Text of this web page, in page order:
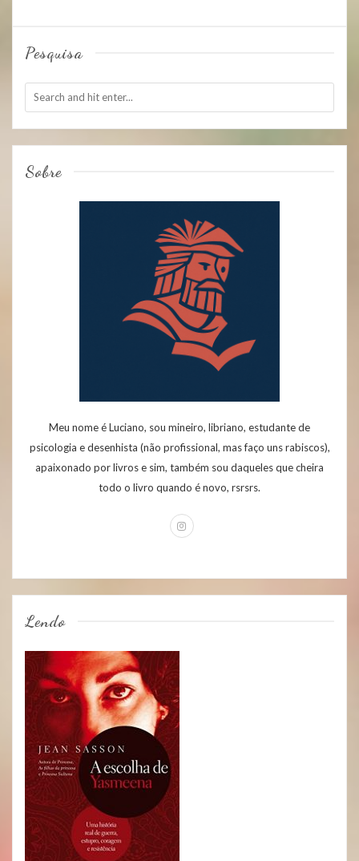
Pesquisa
Sobre
Meu nome é Luciano, sou mineiro, libriano, estudante de
psicologia e desenhista (não profissional, mas faço uns rabiscos),
apaixonado por livros e sim, também sou daqueles que cheira
todo o livro quando é novo, rsrsrs.
Lendo